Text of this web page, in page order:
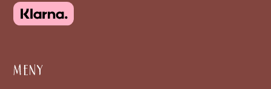
MENY